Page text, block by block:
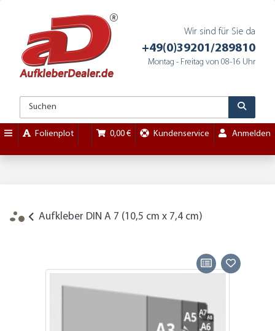
Wir sind für Sie da
+49(0)39201/289810
Montag - Freitag von 08-16 Uhr
Folienplot 0,00 € Kundenservice Anmelden
Aufkleber DIN A 7 (10,5 cm x 7,4 cm)